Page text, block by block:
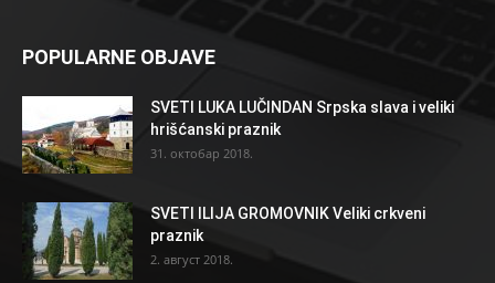
POPULARNE OBJAVE
SVETI LUKA LUČINDAN Srpska slava i veliki
hrišćanski praznik
31. октобар 2018.
SVETI ILIJA GROMOVNIK Veliki crkveni
praznik
2. август 2018.